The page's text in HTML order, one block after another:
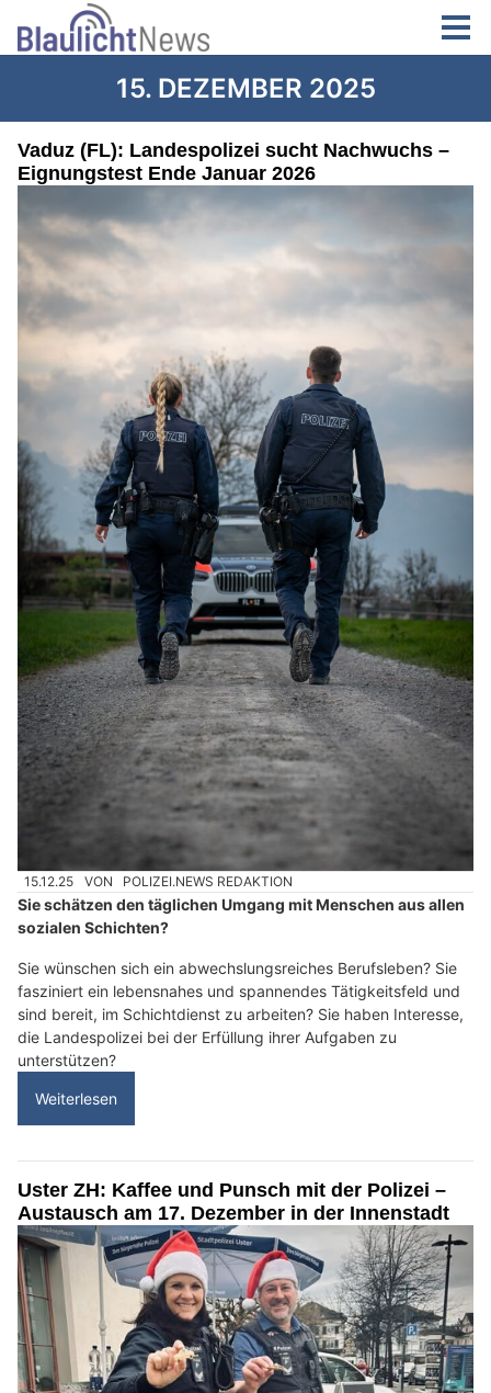
15. DEZEMBER 2025
Vaduz (FL): Landespolizei sucht Nachwuchs –
Eignungstest Ende Januar 2026
15.12.25 VON POLIZEI.NEWS REDAKTION
Sie schätzen den täglichen Umgang mit Menschen aus allen
sozialen Schichten?
Sie wünschen sich ein abwechslungsreiches Berufsleben? Sie
fasziniert ein lebensnahes und spannendes Tätigkeitsfeld und
sind bereit, im Schichtdienst zu arbeiten? Sie haben Interesse,
die Landespolizei bei der Erfüllung ihrer Aufgaben zu
unterstützen?
Weiterlesen
Uster ZH: Kaffee und Punsch mit der Polizei –
Austausch am 17. Dezember in der Innenstadt